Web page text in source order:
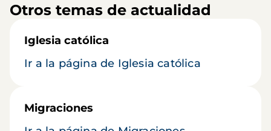
Otros temas de actualidad
Iglesia católica
Ir a la página de Iglesia católica
Migraciones